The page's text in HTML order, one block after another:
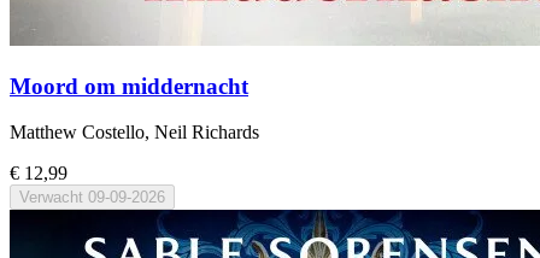
Moord om middernacht
Matthew Costello, Neil Richards
€ 12,99
Verwacht 09-09-2026